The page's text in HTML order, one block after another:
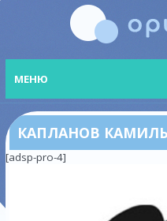
МЕНЮ
КАПЛАНОВ
[adsp-pro-4]